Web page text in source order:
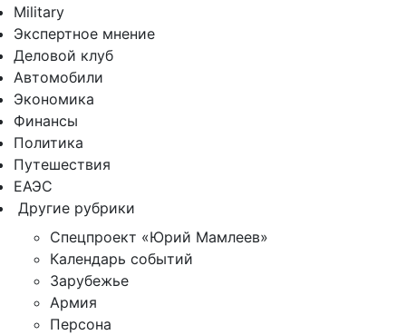
Military
Экспертное мнение
Деловой клуб
Автомобили
Экономика
Финансы
Политика
Путешествия
ЕАЭС
Другие рубрики
Спецпроект «Юрий Мамлеев»
Календарь событий
Зарубежье
Армия
Персона